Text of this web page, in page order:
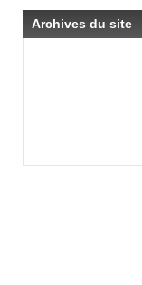
Archives du site